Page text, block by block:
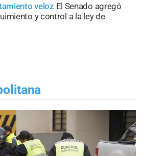
veloz El Senado agregó
y control a la ley de